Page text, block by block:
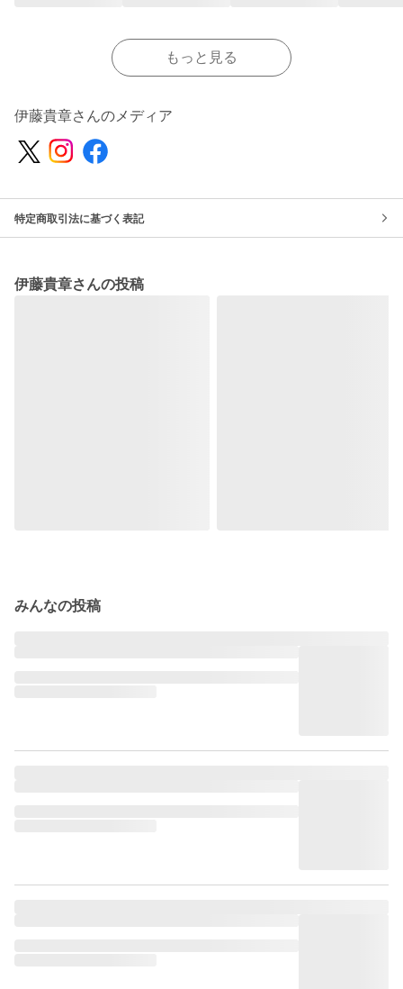
もっと見る
伊藤貴章さんのメディア
特定商取引法に基づく表記
伊藤貴章さんの投稿
みんなの投稿